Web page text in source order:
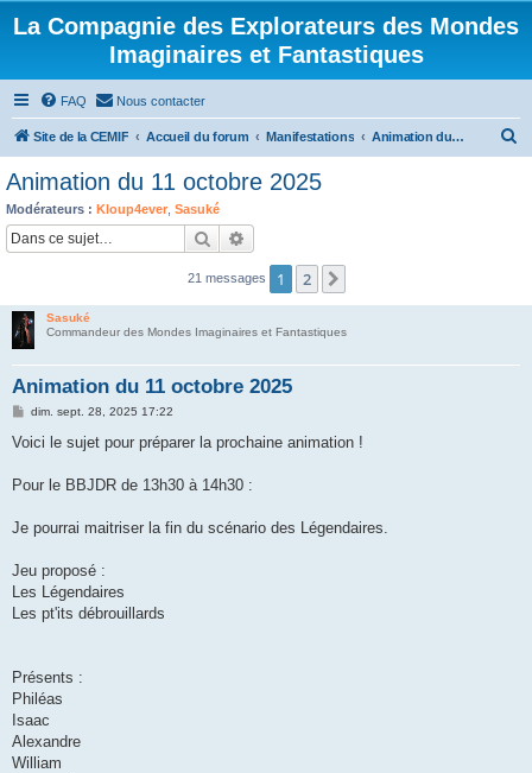
La Compagnie des Explorateurs des Mondes
Imaginaires et Fantastiques
FAQ Nous contacter
Site de la CEMIF Accueil du forum Manifestations Animation du samedi
c
e
Animation du 11 octobre 2025
Modérateurs : Kloup4ever Sasuké
Rechercher
21 messages 1 2
Sasuké
Commandeur des Mondes Imaginaires et Fantastiques
Animation du 11 octobre 2025
M
s
g
dim. sept. 28, 2025 17:22
Voici le sujet pour préparer la prochaine animation !
Pour le BBJDR de 13h30 à 14h30 :
Je pourrai maitriser la fin du scénario des Légendaires.
Jeu proposé :
Les Légendaires
Les pt'its débrouillards
Présents :
Philéas
Isaac
Alexandre
William